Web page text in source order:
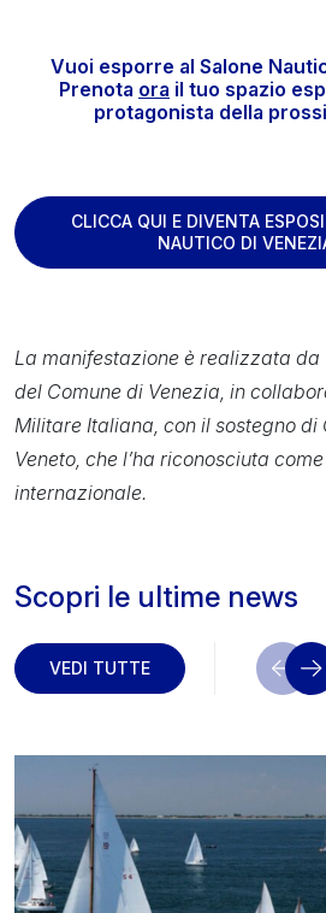
Vuoi esporre al Salone
Prenota ora il tuo spazio
protagonista della
CLICCA QUI E DIVENTA
NAUTICO DI
La manifestazione è realizzata da
del Comune di Venezia, in
Militare Italiana, con il sostegno di
Veneto, che l’ha riconosciuta
internazionale.
Scopri le ultime news
VEDI TUTTE